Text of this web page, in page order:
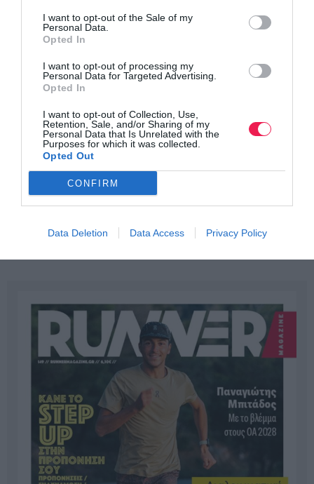
I want to opt-out of the Sale of my
Personal Data.
Opted In
I want to opt-out of processing my
Personal Data for Targeted Advertising.
Opted In
I want to opt-out of Collection, Use,
Retention, Sale, and/or Sharing of my
Personal Data that Is Unrelated with the
Purposes for which it was collected.
Opted Out
CONFIRM
Data Deletion Data Access Privacy Policy